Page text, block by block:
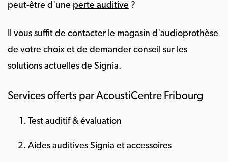
peut-être d'une perte auditive ?
Il vous suffit de contacter le magasin d'audioprothèse
de votre choix et de demander conseil sur les
solutions actuelles de Signia.
Services offerts par AcoustiCentre Fribourg
Test auditif & évaluation
Aides auditives Signia et accessoires